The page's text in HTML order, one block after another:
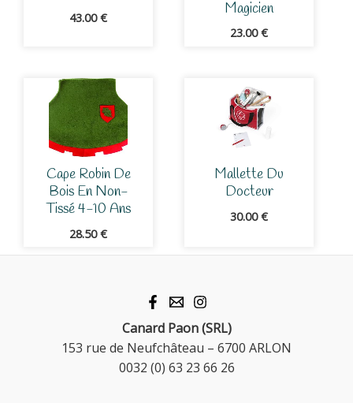
43.00€
Magicien
23.00€
Cape Robin De
Bois En Non-
Tissé 4-10 Ans
28.50€
Mallette Du
Docteur
30.00€
Canard Paon (SRL)
153 rue de Neufchâteau – 6700 ARLON
0032 (0) 63 23 66 26